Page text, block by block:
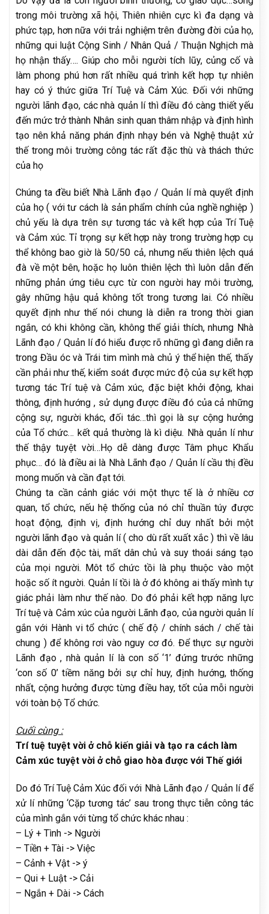
trong môi trường xã hội, Thiên nhiên cực kì đa dạng và
phức tạp, hơn nữa với trải nghiệm trên đường đời của họ,
những qui luật Cộng Sinh / Nhân Quả / Thuận Nghịch mà
họ nhận thấy…. Giúp cho mỗi người tích lũy, củng cố và
làm phong phú hơn rất nhiều quá trình kết hợp tự nhiên
hay có ý thức giữa Trí Tuệ và Cảm Xúc. Đối với những
người lãnh đạo, các nhà quản lí thì điều đó càng thiết yếu
đến mức trở thành Nhân sinh quan thâm nhập và định hình
tạo nên khả năng phán định nhạy bén và Nghệ thuật xử
thế trong môi trường công tác rất đặc thù và thách thức
của họ
Chúng ta đều biết Nhà Lãnh đạo / Quản lí mà quyết định
của họ ( với tư cách là sản phẩm chính của nghề nghiệp )
chủ yếu là dựa trên sự tương tác và kết hợp của Trí Tuệ
và Cảm xúc. Tỉ trọng sự kết hợp này trong trường hợp cụ
thể không bao giờ là 50/50 cả, nhưng nếu thiên lệch quá
đà về một bên, hoặc họ luôn thiên lệch thì luôn dẫn đến
những phản ứng tiêu cực từ con người hay môi trường,
gây những hậu quả không tốt trong tương lai. Có nhiều
quyết định như thế nói chung là diễn ra trong thời gian
ngắn, có khi không cần, không thể giải thích, nhưng Nhà
Lãnh đạo / Quản lí đó hiểu được rõ những gì đang diễn ra
trong Đầu óc và Trái tim mình mà chủ ý thể hiện thế, thấy
cần phải như thế, kiểm soát được mức độ của sự kết hợp
tương tác Trí tuệ và Cảm xúc, đặc biệt khởi động, khai
thông, định hướng , sử dụng được điều đó của cả những
cộng sự, người khác, đối tác…thì gọi là sự cộng hưởng
của Tổ chức… kết quả thường là kì diệu. Nhà quản lí như
thế thậy tuyệt vời…Họ dễ dàng được Tâm phục Khẩu
phục… đó là điều ai là Nhà Lãnh đạo / Quản lí cầu thị đều
mong muốn và cần đạt tới.
Chúng ta cần cảnh giác với một thực tế là ở nhiều cơ
quan, tổ chức, nếu hệ thống của nó chỉ thuần túy được
hoạt động, định vị, định hướng chỉ duy nhất bởi một
người lãnh đạo và quản lí ( cho dù rất xuất xắc ) thì về lâu
dài dẫn đến độc tài, mất dân chủ và suy thoái sáng tạo
của mọi người. Môt tổ chức tồi là phụ thuộc vào một
hoặc số ít người. Quản lí tồi là ở đó không ai thấy mình tự
giác phải làm như thế nào. Do đó phải kết hợp năng lực
Trí tuệ và Cảm xúc của người Lãnh đạo, của người quản lí
gắn với Hành vi tổ chức ( chế độ / chính sách / chế tài
chung ) để không rơi vào nguy cơ đó. Để thực sự người
Lãnh đạo , nhà quản lí là con số ‘1’ đứng trước những
‘con số 0’ tiềm năng bởi sự chỉ huy, định hướng, thống
nhất, cộng hưởng được từng điều hay, tốt của mỗi người
với toàn bộ Tổ chức.
Cuối cùng :
Trí tuệ tuyệt vời ở chỗ kiến giải và tạo ra cách làm
Cảm xúc tuyệt vời ở chỗ giao hòa được với Thế giới
Do đó Trí Tuệ Cảm Xúc đối với Nhà Lãnh đạo / Quản lí để
xử lí những ‘Cặp tương tác’ sau trong thực tiễn công tác
của mình gắn với từng tổ chức khác nhau :
– Lý + Tình -> Người
– Tiền + Tài -> Việc
– Cảnh + Vật -> ý
– Qui + Luật -> Cải
– Ngắn + Dài -> Cách